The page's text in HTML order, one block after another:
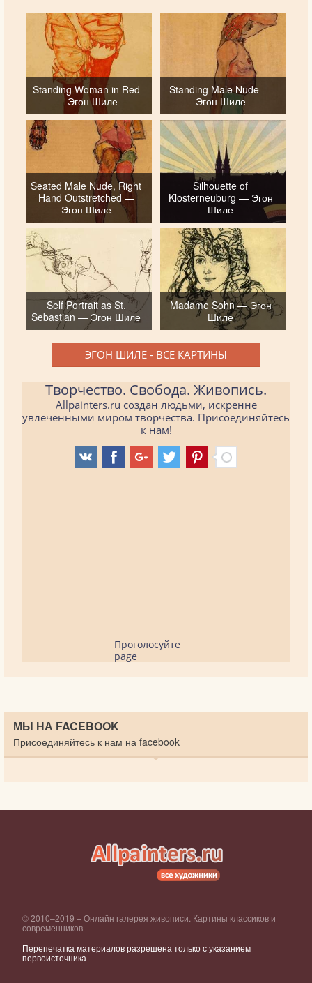
Standing Woman in Red
— Эгон Шиле
Standing Male Nude —
Эгон Шиле
Seated Male Nude, Right
Hand Outstretched —
Эгон Шиле
Silhouette of
Klosterneuburg — Эгон
Шиле
Self Portrait as St.
Sebastian — Эгон Шиле
Madame Sohn — Эгон
Шиле
ЭГОН ШИЛЕ - ВСЕ КАРТИНЫ
Творчество. Свобода. Живопись.
Allpainters.ru создан людьми, искренне
увлеченными миром творчества. Присоединяйтесь
к нам!
Проголосуйте
page
МЫ НА FACEBOOK
Присоединяйтесь к нам на facebook
© 2010–2019 – Онлайн галерея живописи. Картины классиков и
современников
Перепечатка материалов разрешена только с указанием
первоисточника